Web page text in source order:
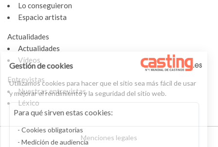
Lo conseguieron
Espacio artista
Actualidades
Actualidades
Vídeos
Entrevistas
Nuestras entrevistas
Léxico
Menciones legales
Gestión de cookies
Utilizamos cookies para hacer que el sitio sea más fácil de usar
y mejorar el rendimiento y la seguridad del sitio web.
Para qué sirven estas cookies:
Cookies obligatorias
Medición de audiencia